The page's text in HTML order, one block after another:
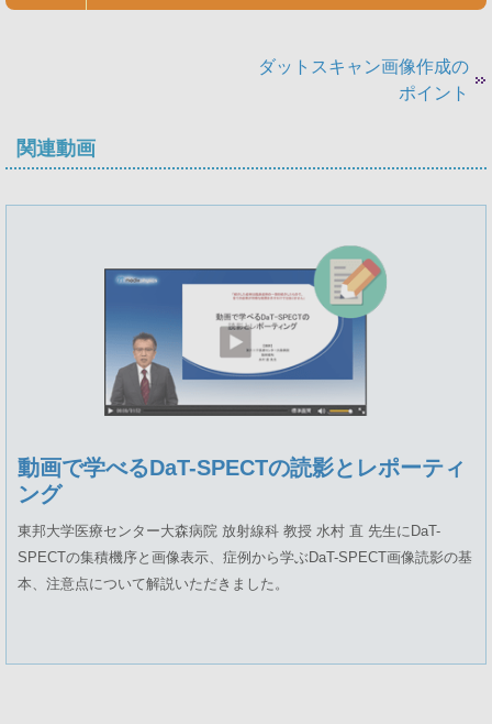
ダットスキャン画像作成の
ポイント
関連動画
動画で学べるDaT-SPECTの読影とレポーティ
ング
東邦大学医療センター大森病院 放射線科 教授 水村 直 先生にDaT-
SPECTの集積機序と画像表示、症例から学ぶDaT-SPECT画像読影の基
本、注意点について解説いただきました。